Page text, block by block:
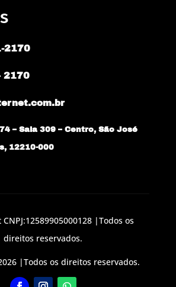
2170
2170
– Sala 309 – Centro, São José
12210-000
|Todos os
direitos reservados.
|Todos os direitos reservados.